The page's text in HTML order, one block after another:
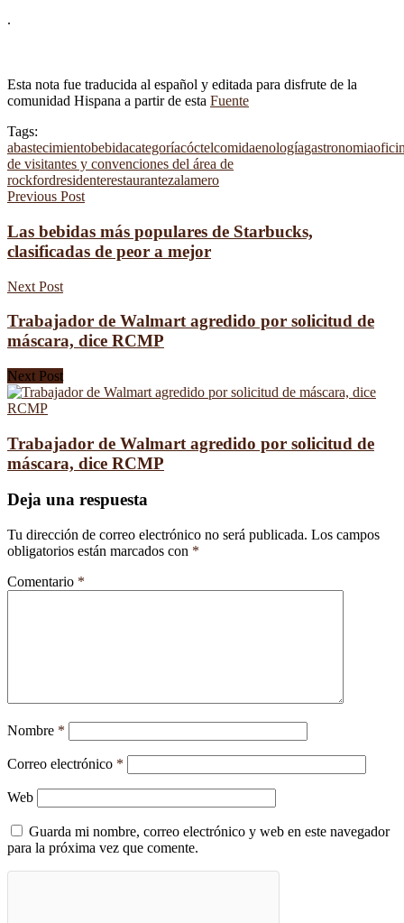
.
Esta nota fue traducida al español y editada para disfrute de la
comunidad Hispana a partir de esta Fuente
Tags:
abastecimientobebidacategoríacóctelcomidaenologíagastronomia
de visitantes y convenciones del área de
rockfordresidenterestaurantezalamero
Previous Post
Las bebidas más populares de Starbucks,
clasificadas de peor a mejor
Next Post
Trabajador de Walmart agredido por solicitud de
máscara, dice RCMP
Next Post
Trabajador de Walmart agredido por solicitud de
máscara, dice RCMP
Deja una respuesta
Tu dirección de correo electrónico no será publicada. Los campos
obligatorios están marcados con *
Comentario *
Nombre *
Correo electrónico *
Web
Guarda mi nombre, correo electrónico y web en este navegador
para la próxima vez que comente.